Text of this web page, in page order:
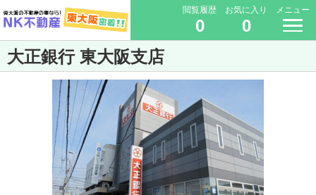
閲覧履歴
0
お気に入り
0
メニュー
大正銀行 東大阪支店